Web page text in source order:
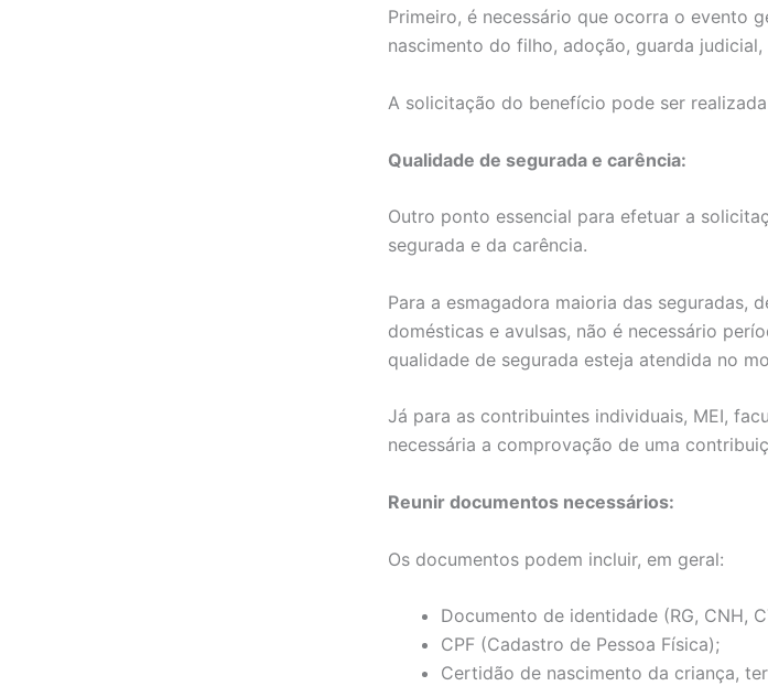
Primeiro, é necessário que ocorra o evento
nascimento do filho, adoção, guarda
A solicitação do benefício pode ser
Qualidade de segurada e carência:
Outro ponto essencial para efetuar a
segurada e da carência.
Para a esmagadora maioria das seguradas,
domésticas e avulsas, não é necessário
qualidade de segurada esteja atendida no
Já para as contribuintes individuais, MEI,
necessária a comprovação de uma
Reunir documentos necessários:
Os documentos podem incluir, em geral:
Documento de identidade (RG, CNH,
CPF (Cadastro de Pessoa Física);
Certidão de nascimento da criança,